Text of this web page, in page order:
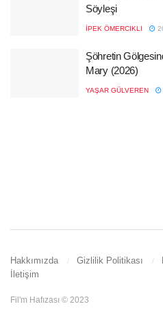
Söyleşi
İPEK ÖMERCIKLI
Şöhretin
Mary (2026)
YAŞAR GÜLVEREN
Hakkımızda Gizlilik Politikası
İletişim
Fil'm Hafızası © 2023